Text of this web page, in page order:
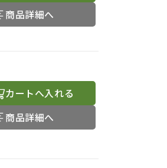
商品詳細へ
カートへ入れる
商品詳細へ